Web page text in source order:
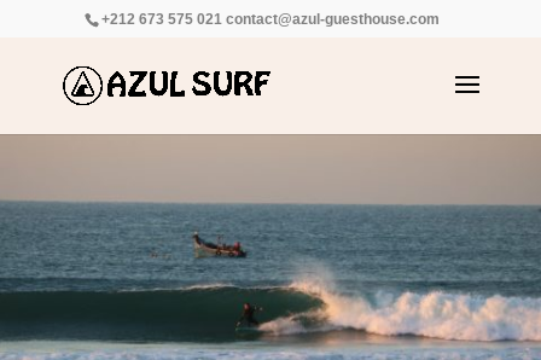
+212 673 575 021 contact@azul-guesthouse.com